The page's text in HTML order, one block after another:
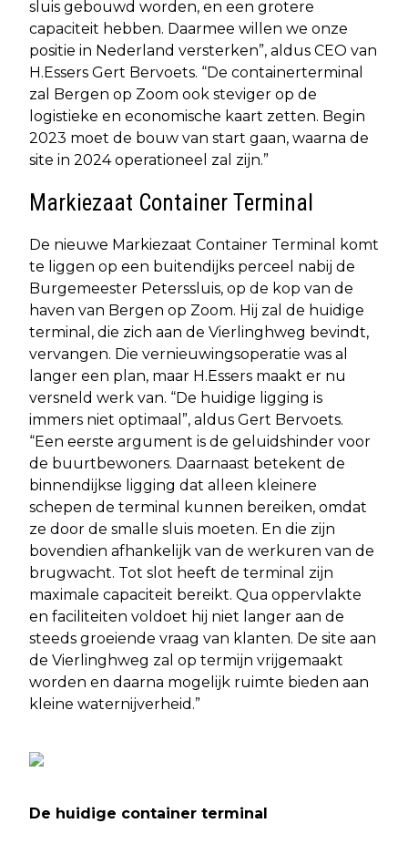
sluis gebouwd worden, en een grotere
capaciteit hebben. Daarmee willen we onze
positie in Nederland versterken”, aldus CEO van
H.Essers Gert Bervoets. “De containerterminal
zal Bergen op Zoom ook steviger op de
logistieke en economische kaart zetten. Begin
2023 moet de bouw van start gaan, waarna de
site in 2024 operationeel zal zijn.”
Markiezaat Container Terminal
De nieuwe Markiezaat Container Terminal komt
te liggen op een buitendijks perceel nabij de
Burgemeester Peterssluis, op de kop van de
haven van Bergen op Zoom. Hij zal de huidige
terminal, die zich aan de Vierlinghweg bevindt,
vervangen. Die vernieuwingsoperatie was al
langer een plan, maar H.Essers maakt er nu
versneld werk van. “De huidige ligging is
immers niet optimaal”, aldus Gert Bervoets.
“Een eerste argument is de geluidshinder voor
de buurtbewoners. Daarnaast betekent de
binnendijkse ligging dat alleen kleinere
schepen de terminal kunnen bereiken, omdat
ze door de smalle sluis moeten. En die zijn
bovendien afhankelijk van de werkuren van de
brugwacht. Tot slot heeft de terminal zijn
maximale capaciteit bereikt. Qua oppervlakte
en faciliteiten voldoet hij niet langer aan de
steeds groeiende vraag van klanten. De site aan
de Vierlinghweg zal op termijn vrijgemaakt
worden en daarna mogelijk ruimte bieden aan
kleine waternijverheid.”
De huidige container terminal